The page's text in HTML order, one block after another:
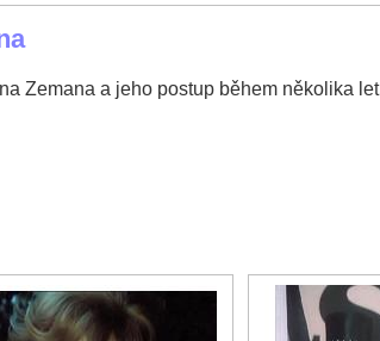
Zemana a jeho postup během několika let